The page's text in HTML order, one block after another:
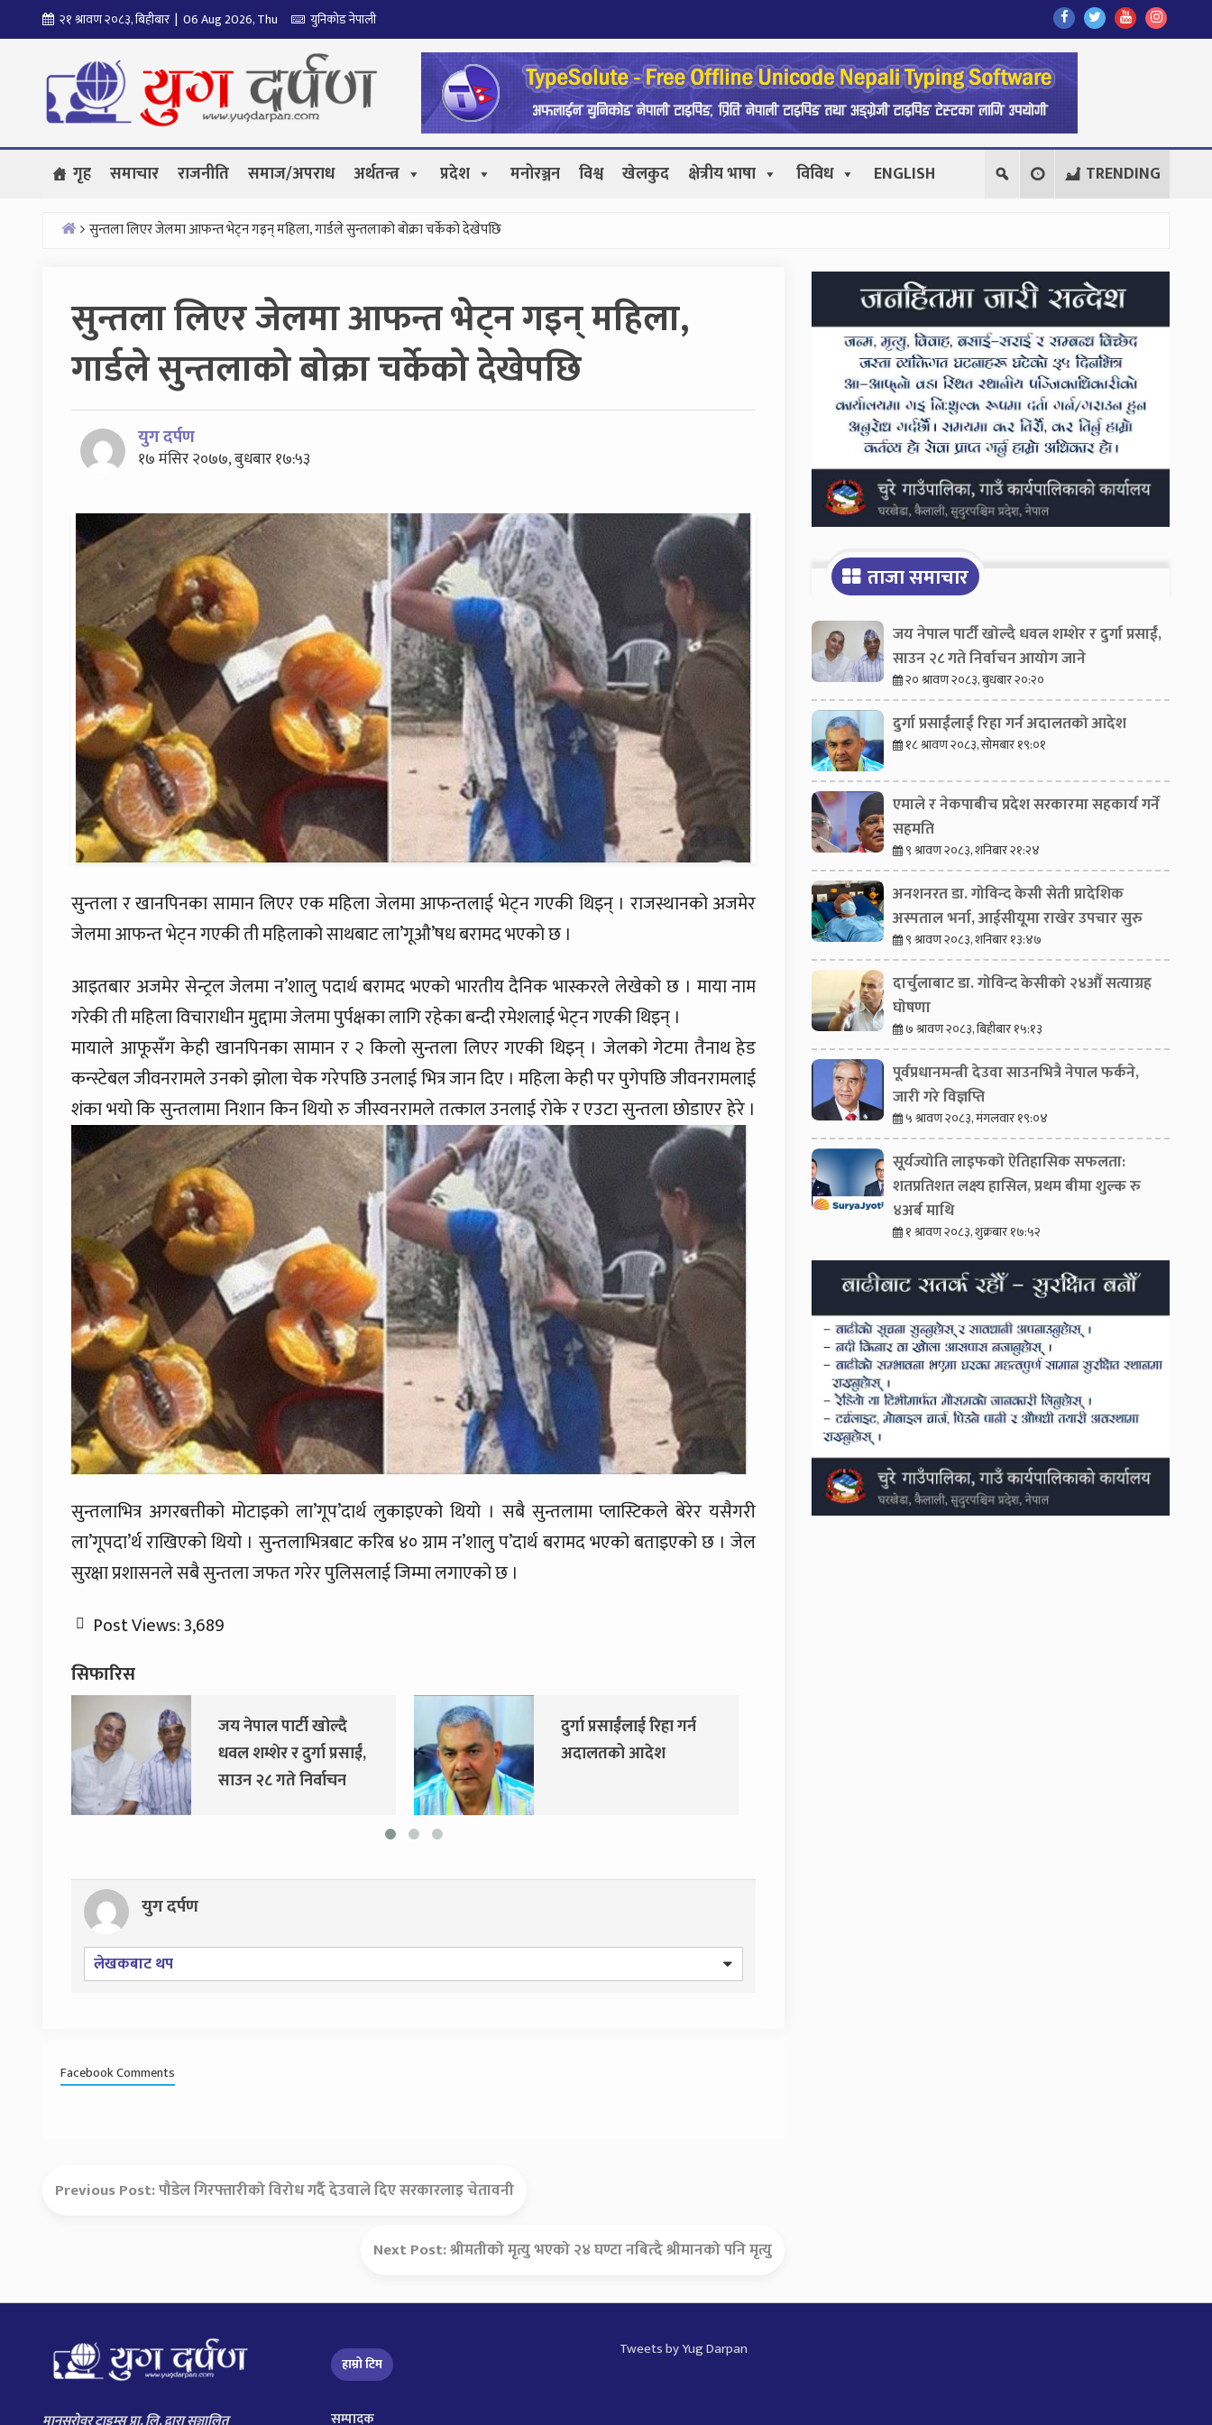
to
२१ श्रावण २०८३, बिहीबार | 06 Aug 2026, Thu युनिकोड नेपाली
Find
Us
On
Facebook
Find
Us
Find
Us
Follow
Us
गृह समाचार राजनीति समाज/अपराध अर्थतन्त्र प्रदेश मनोरञ्जन विश्व खेलकुद क्षेत्रीय भाषा विविध ENGLISH TRENDING
सुन्तला लिएर जेलमा आफन्त भेट्न गइन् महिला, गार्डले सुन्तलाको बोक्रा चर्केको देखेपछि
सुन्तला लिएर जेलमा आफन्त भेट्न गइन् महिला,
गार्डले सुन्तलाको बोक्रा चर्केको देखेपछि
युग दर्पण
१७ मंसिर २०७७, बुधबार १७:५३
सुन्तला र खानपिनका सामान लिएर एक महिला जेलमा आफन्तलाई भेट्न गएकी थिइन् । राजस्थानको अजमेर
जेलमा आफन्त भेट्न गएकी ती महिलाको साथबाट ला’गूऔ’षध बरामद भएको छ ।
आइतबार अजमेर सेन्ट्रल जेलमा न’शालु पदार्थ बरामद भएको भारतीय दैनिक भास्करले लेखेको छ । माया नाम
गरेकी ती महिला विचाराधीन मुद्दामा जेलमा पुर्पक्षका लागि रहेका बन्दी रमेशलाई भेट्न गएकी थिइन् ।
मायाले आफूसँग केही खानपिनका सामान र २ किलो सुन्तला लिएर गएकी थिइन् । जेलको गेटमा तैनाथ हेड
कन्स्टेबल जीवनरामले उनको झोला चेक गरेपछि उनलाई भित्र जान दिए । महिला केही पर पुगेपछि जीवनरामलाई
शंका भयो कि सुन्तलामा निशान किन थियो रु जीस्वनरामले तत्काल उनलाई रोके र एउटा सुन्तला छोडाएर हेरे ।
सुन्तलाभित्र अगरबत्तीको मोटाइको ला’गूप’दार्थ लुकाइएको थियो । सबै सुन्तलामा प्लास्टिकले बेरेर यसैगरी
ला’गूपदा’र्थ राखिएको थियो । सुन्तलाभित्रबाट करिब ४० ग्राम न’शालु प’दार्थ बरामद भएको बताइएको छ । जेल
सुरक्षा प्रशासनले सबै सुन्तला जफत गरेर पुलिसलाई जिम्मा लगाएको छ ।
Post Views:3,689
सिफारिस
दुर्गा प्रसाईंलाई रिहा गर्न
अदालतको आदेश
एमाले र नेकपाबीच प्रदेश
सरकारमा सहकार्य गर्ने
युग दर्पण
लेखकबाट थप
Facebook Comments
Previous Post:पौडेल गिरफ्तारीको विरोध गर्दै देउवाले दिए सरकारलाइ चेतावनी
Next Post:श्रीमतीको मृत्यु भएको २४ घण्टा नबित्दै श्रीमानको पनि मृत्यु
Secondary
Sidebar
ताजा समाचार
जय नेपाल पार्टी खोल्दै धवल शम्शेर र दुर्गा प्रसाईं,
साउन २८ गते निर्वाचन आयोग जाने
२० श्रावण २०८३, बुधबार २०:२०
दुर्गा प्रसाईंलाई रिहा गर्न अदालतको आदेश
१८ श्रावण २०८३, सोमबार १९:०१
एमाले र नेकपाबीच प्रदेश सरकारमा सहकार्य गर्ने
सहमति
९ श्रावण २०८३, शनिबार २१:२४
अनशनरत डा. गोविन्द केसी सेती प्रादेशिक
अस्पताल भर्ना, आईसीयूमा राखेर उपचार सुरु
९ श्रावण २०८३, शनिबार १३:४७
दार्चुलाबाट डा. गोविन्द केसीको २४औँ सत्याग्रह
घोषणा
७ श्रावण २०८३, बिहीबार १५:१३
पूर्वप्रधानमन्त्री देउवा साउनभित्रै नेपाल फर्कने,
जारी गरे विज्ञप्ति
५ श्रावण २०८३, मंगलवार १९:०४
सूर्यज्योति लाइफको ऐतिहासिक सफलता:
शतप्रतिशत लक्ष्य हासिल, प्रथम बीमा शुल्क रु
४अर्ब माथि
१ श्रावण २०८३, शुक्रबार १७:५२
हाम्रो टिम
सम्पादक
Tweets by Yug Darpan